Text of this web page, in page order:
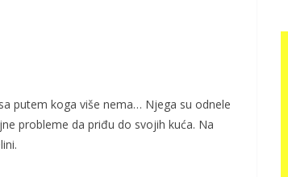
putem koga više nema… Njega su odnele
probleme da priđu do svojih kuća. Na